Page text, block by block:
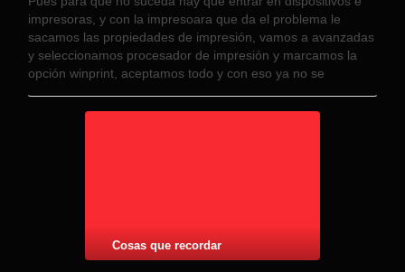
impresoras, y con la impresoara que da el problema le
sacamos las propiedades de impresión, vamos a avanzadas
y seleccionamos procesador de impresión y marcamos la
opción winprint, aceptamos todo y con eso ya no se
Cosas que recordar